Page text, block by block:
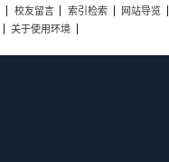
校友留言 索引检索
网站导览
关于使用环境